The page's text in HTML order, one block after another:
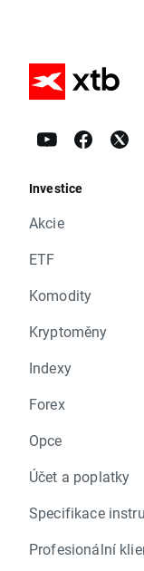
Investice
Akcie
ETF
Komodity
Kryptoměny
Indexy
Forex
Opce
Účet a poplatky
Specifikace
Profesionální